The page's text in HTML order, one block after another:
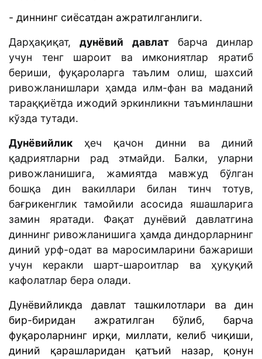
- диннинг сиёсатдан ажратилганлиги.
Дарҳақиқат,дунёвий давлатбарча динлар
учун тенг шароит ва имкониятлар яратиб
бериши, фуқароларга таълим олиш, шахсий
ривожланишлари ҳамда илм-фан ва маданий
тараққиётда ижодий эркинликни таъминлашни
кўзда тутади.
Дунёвийлик ҳеч қачон динни ва диний
қадриятларни рад этмайди. Балки, уларни
ривожланишига, жамиятда мавжуд бўлган
бошқа дин вакиллари билан тинч тотув,
бағрикенглик тамойили асосида яшашларига
замин яратади. Фақат дунёвий давлатгина
диннинг ривожланишига ҳамда диндорларнинг
диний урф-одат ва маросимларини бажариши
учун керакли шарт-шароитлар ва ҳуқуқий
кафолатлар бера олади.
Дунёвийликда давлат ташкилотлари ва дин
бир-биридан ажратилган бўлиб, барча
фуқароларнинг ирқи, миллати, келиб чиқиши,
диний қарашларидан қатъий назар, қонун